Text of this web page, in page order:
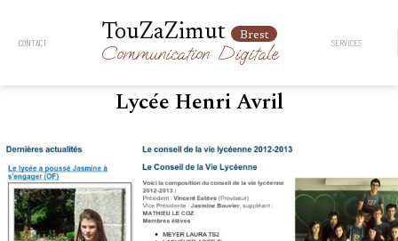
CONTACT TouZaZimut Brest
Communication Digitale SERVICES
Lycée Henri Avril